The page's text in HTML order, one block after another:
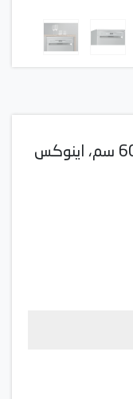
غسالة اطباق اريستون، 15 فرد، 60 سم، اينوكس